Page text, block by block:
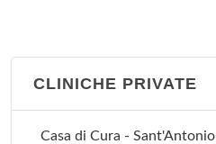
CLINICHE PRIVATE
Casa di Cura - Sant'Antonio